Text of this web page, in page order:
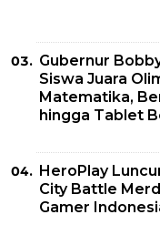
Gubernur
Siswa Juara
Matematika,
hingga Tablet
HeroPlay
City Battle
Gamer